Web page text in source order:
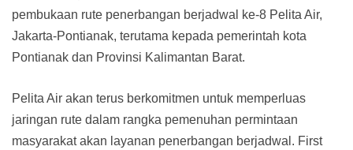
pembukaan rute penerbangan berjadwal ke-8 Pelita Air,
Jakarta-Pontianak, terutama kepada pemerintah kota
Pontianak dan Provinsi Kalimantan Barat.
Pelita Air akan terus berkomitmen untuk memperluas
jaringan rute dalam rangka pemenuhan permintaan
masyarakat akan layanan penerbangan berjadwal. First